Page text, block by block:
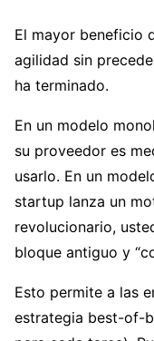
El mayor beneficio
agilidad sin
ha terminado.
En un modelo
su proveedor es
usarlo. En un
startup lanza un
revolucionario,
bloque antiguo y
Esto permite a las
estrategia best-of-